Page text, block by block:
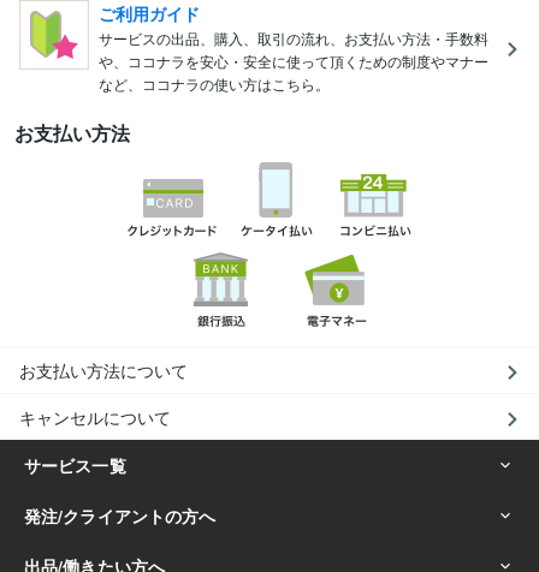
ご利用ガイド
サービスの出品、購入、取引の流れ、お支払い方法・手数料
や、ココナラを安心・安全に使って頂くための制度やマナー
など、ココナラの使い方はこちら。
お支払い方法
お支払い方法について
キャンセルについて